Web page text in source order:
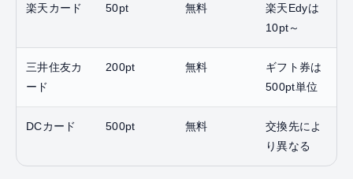
楽天カード 50pt 無料
楽天Edyは
10pt～
三井住友カ
ード
200pt 無料
ギフト券は
500pt単位
DCカード 500pt 無料
交換先によ
り異なる